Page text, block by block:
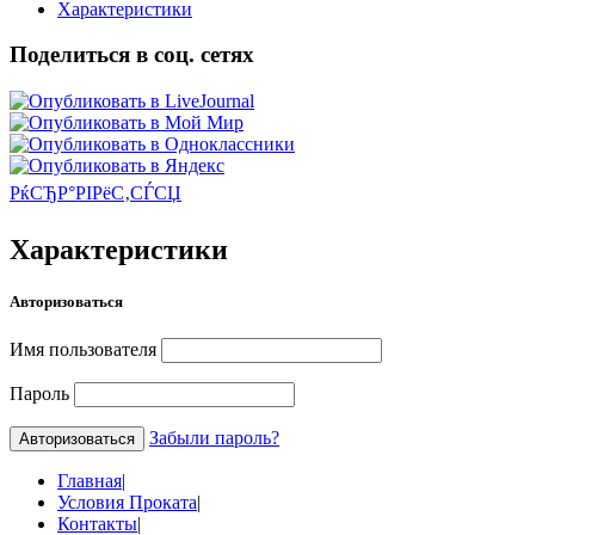
Характеристики
Поделиться в соц. сетях
РќСЂР°РІРёС‚СЃСЏ
Характеристики
Авторизоваться
Имя пользователя
Пароль
Забыли пароль?
Главная|
Условия Проката|
Контакты|